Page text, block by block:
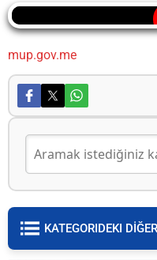
mup.gov.me
KATEGORIDEKI